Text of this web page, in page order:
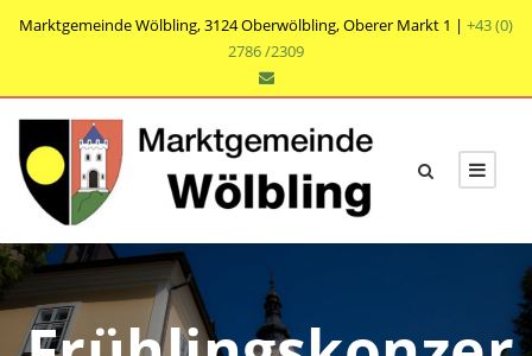
Marktgemeinde Wölbling, 3124 Oberwölbling, Oberer Markt 1 | +43 (0)
2786 /2309